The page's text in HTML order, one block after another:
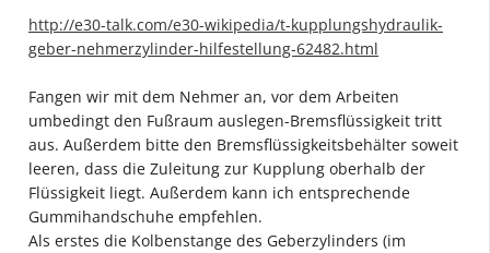
http://e30-talk.com/e30-wikipedia/t-kupplungshydraulik-
geber-nehmerzylinder-hilfestellung-62482.html
Fangen wir mit dem Nehmer an, vor dem Arbeiten
umbedingt den Fußraum auslegen-Bremsflüssigkeit tritt
aus. Außerdem bitte den Bremsflüssigkeitsbehälter soweit
leeren, dass die Zuleitung zur Kupplung oberhalb der
Flüssigkeit liegt. Außerdem kann ich entsprechende
Gummihandschuhe empfehlen.
Als erstes die Kolbenstange des Geberzylinders (im